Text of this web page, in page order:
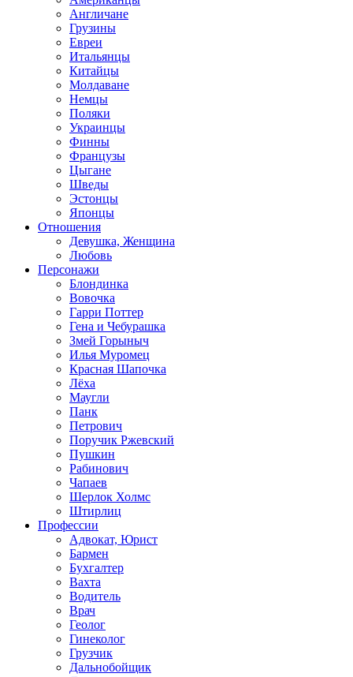
Англичане
Грузины
Евреи
Итальянцы
Китайцы
Молдаване
Немцы
Поляки
Украинцы
Финны
Французы
Цыгане
Шведы
Эстонцы
Японцы
Отношения
Девушка, Женщина
Любовь
Персонажи
Блондинка
Вовочка
Гарри Поттер
Гена и Чебурашка
Змей Горыныч
Илья Муромец
Красная Шапочка
Лёха
Маугли
Панк
Петрович
Поручик Ржевский
Пушкин
Рабинович
Чапаев
Шерлок Холмс
Штирлиц
Профессии
Адвокат, Юрист
Бармен
Бухгалтер
Вахта
Водитель
Врач
Геолог
Гинеколог
Грузчик
Дальнобойщик